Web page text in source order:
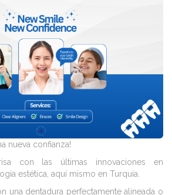
nueva confianza!
con las últimas innovaciones en
estética, aquí mismo en Turquía.
una dentadura perfectamente alineada o